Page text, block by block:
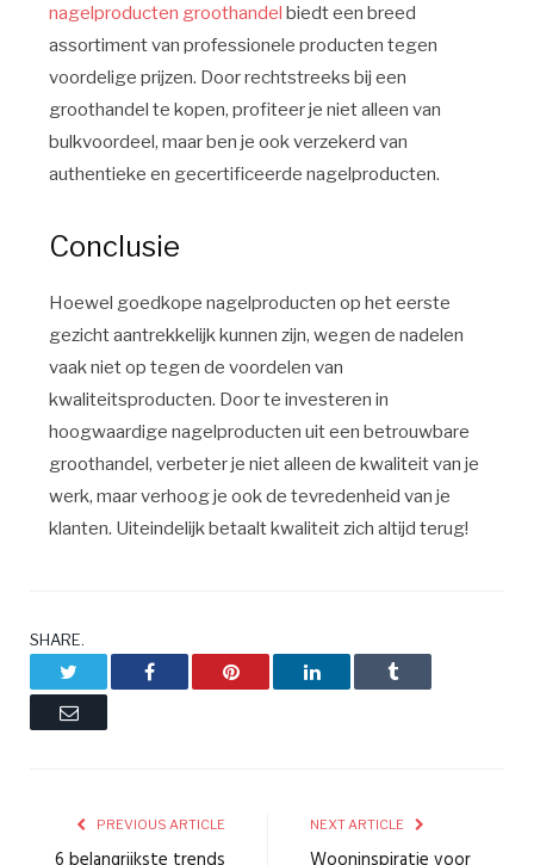
nagelproducten groothandel biedt een breed
assortiment van professionele producten tegen
voordelige prijzen. Door rechtstreeks bij een
groothandel te kopen, profiteer je niet alleen van
bulkvoordeel, maar ben je ook verzekerd van
authentieke en gecertificeerde nagelproducten.
Conclusie
Hoewel goedkope nagelproducten op het eerste
gezicht aantrekkelijk kunnen zijn, wegen de nadelen
vaak niet op tegen de voordelen van
kwaliteitsproducten. Door te investeren in
hoogwaardige nagelproducten uit een betrouwbare
groothandel, verbeter je niet alleen de kwaliteit van je
werk, maar verhoog je ook de tevredenheid van je
klanten. Uiteindelijk betaalt kwaliteit zich altijd terug!
SHARE.
Facebook Pinterest LinkedIn Tumblr
Email
PREVIOUS ARTICLE NEXT ARTICLE